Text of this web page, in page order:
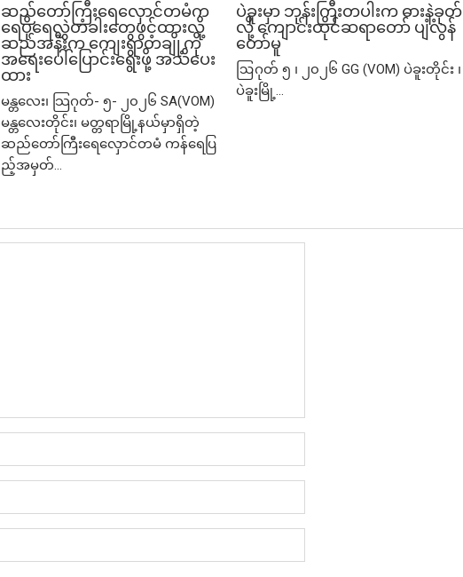
ဆည်တော်ကြီးရေလှောင်တမံက
ရေပိုရေလွှဲတံခါးတွေဖွင့်ထားလို့
ဆည်အနီးက ကျေးရွာတချို့ကို
အရေးပေါ်ပြောင်းရွေးဖို့ အသိပေး
ထား
မန္တလေး၊ သြဂုတ်- ၅- ၂၀၂၆ SA(VOM)
မန္တလေးတိုင်း၊ မတ္တရာမြို့နယ်မှာရှိတဲ့
ဆည်တော်ကြီးရေလှောင်တမံ ကန်ရေပြ
ည့်အမှတ်...
ပဲခူးမှာ ဘုန်းကြီးတပါးက ဓားနဲ့ခုတ်
လို့ ကျောင်းထိုင်ဆရာတော် ပျံလွန်
တော်မူ
ဩဂုတ် ၅ ၊ ၂၀၂၆ GG (VOM) ပဲခူးတိုင်း ၊
ပဲခူးမြို့...